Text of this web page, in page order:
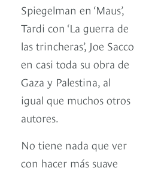
Spiegelman en ‘Maus’,
Tardi con ‘La guerra de
las trincheras’, Joe Sacco
en casi toda su obra de
Gaza y Palestina, al
igual que muchos otros
autores.
No tiene nada que ver
con hacer más suave